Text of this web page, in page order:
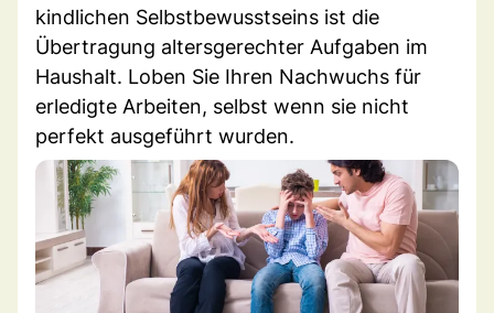
kindlichen Selbstbewusstseins ist die
Übertragung altersgerechter Aufgaben im
Haushalt. Loben Sie Ihren Nachwuchs für
erledigte Arbeiten, selbst wenn sie nicht
perfekt ausgeführt wurden.